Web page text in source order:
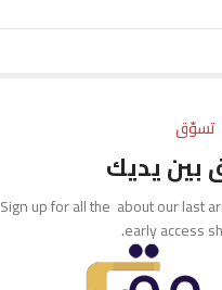
تحديد أحد الخيارات
تسوّق
بين يديك
Sign up for all the about our last
early access